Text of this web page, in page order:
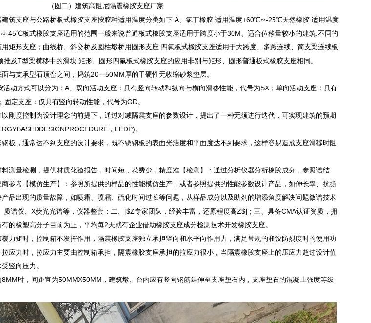
（图二）建筑高阻尼隔震橡胶支座厂家
筑支座与公路桥板式橡胶支座按胶种适用温度分类如下:A、氯丁橡胶:适用温度+60℃∽-25℃天然橡胶:适用温度
板式橡胶支座适用的范围一般来说普通板式橡胶支座适用于跨度小于30M、适合位移量较小的建筑.不同的
矩形支座；曲线桥、斜交桥及圆柱墩桥用圆形支座.四氟板式橡胶支座适用于大跨度、多跨连续、简支梁连续板
及T型梁横移中的滑块.矩形、圆形四氟板式橡胶支座的应用非别与矩形、圆形普通板式橡胶支座相同。
与支承型石顶峦之间，捣筑20一50MM厚的干硬性无收缩砂浆垫层。
动方式可以分为：A、双向活动支座：具有竖向转动和纵向与横向滑移性能，代号为SX；单向活动支座：具有
定支座：仅具有竖向转动性能，代号为GD。
刚度控制为设计理念的前提下，通过对减隔震支座的参数设计，提出了一种无须进行迭代，可实现建筑的预期
，EEDP)。
板，通常达不到支座的设计要求，既不锈钢板的表面光洁度和平面度达不到要求，这样容易造成支座滑移时阻
测量检测，提供材质化验报告，时间短，花费少，精度准【检测】：通过分析仪器分析橡胶成分，参照谱结
参考【模仿生产】：参照所提供的样品的性能模仿生产，或者参照提供的性能参数设计产品，如伸长率、抗撕
品出现的质量故障，如喷霜、喷霜、硫化时间过长等问题，从样品成分以及助剂的增添角度解决问题微谱技术
谱仪、X荧光光谱等，仪器整套；二、[$Z专家团队，经验丰富，还原程度高Z$]；三、具备CMA认证资质，拥
的橡塑高分子目前为止，平均每2天就有企业借助橡胶支座成分检测技术开发橡胶支座。
力矩时，控制箱不发挥作用，隔震橡胶支座独立承担竖向和水平向作用力，满足常规的和设防烈度时的使用功
应力时，拉应力主要由控制箱承担，隔震橡胶支座承担的拉应力很小，当隔震橡胶支座上的压应力超过设计值
竖向压力。
时，间距宜为50MMX50MM，建筑墩、台内应有竖向钢筋延伸至支座垫石内，支座垫石的混凝土强度等级